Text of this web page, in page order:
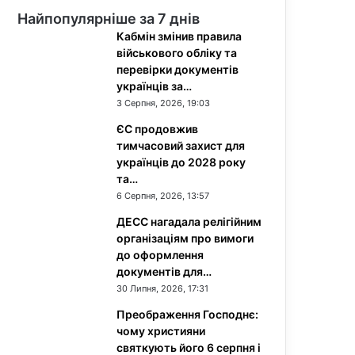
Найпопулярніше за 7 днів
Кабмін змінив правила
військового обліку та
перевірки документів
українців за…
3 Серпня, 2026, 19:03
ЄС продовжив
тимчасовий захист для
українців до 2028 року
та…
6 Серпня, 2026, 13:57
ДЕСС нагадала релігійним
організаціям про вимоги
до оформлення
документів для…
30 Липня, 2026, 17:31
Преображення Господнє:
чому християни
святкують його 6 серпня і